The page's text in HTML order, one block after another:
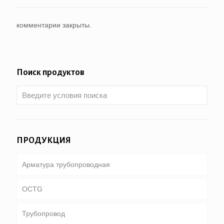
комментарии закрыты.
Поиск продуктов
ПРОДУКЦИЯ
Арматура трубопроводная
OCTG
Трубки & корпус
Трубопровод